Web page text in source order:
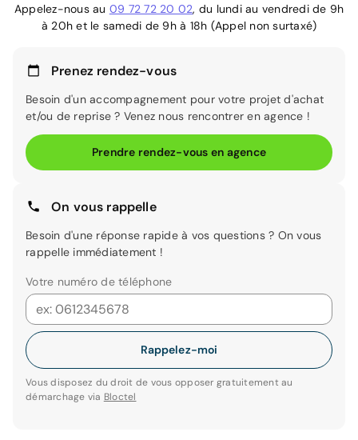
Appelez-nous au 09 72 72 20 02, du lundi au vendredi de 9h
à 20h et le samedi de 9h à 18h (Appel non surtaxé)
Prenez rendez-vous
Besoin d'un accompagnement pour votre projet d'achat
et/ou de reprise ? Venez nous rencontrer en agence !
Prendre rendez-vous en agence
On vous rappelle
Besoin d'une réponse rapide à vos questions ? On vous
rappelle immédiatement !
Votre numéro de téléphone
Rappelez-moi
Vous disposez du droit de vous opposer gratuitement au
démarchage via Bloctel